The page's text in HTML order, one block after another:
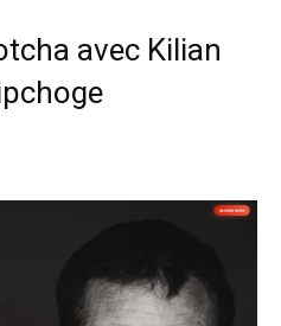
avec Kilian